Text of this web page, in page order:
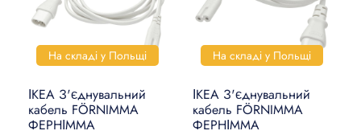
На складі у Польщі
ІКЕА З'єднувальний
кабель FÖRNIMMA
ФЕРНІММА
На складі у Польщі
ІКЕА З'єднувальний
кабель FÖRNIMMA
ФЕРНІММА